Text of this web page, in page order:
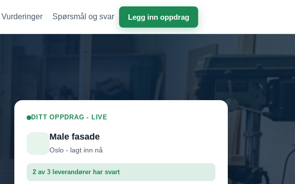
Vurderinger Spørsmål og svar Legg inn oppdrag
DITT OPPDRAG - LIVE
Male fasade
Oslo - lagt inn nå
2 av 3 leverandører har svart